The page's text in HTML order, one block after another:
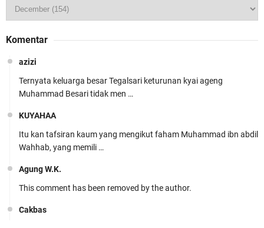
Komentar
azizi
Ternyata keluarga besar Tegalsari keturunan kyai ageng
Muhammad Besari tidak men …
KUYAHAA
Itu kan tafsiran kaum yang mengikut faham Muhammad ibn abdil
Wahhab, yang memili …
Agung W.K.
This comment has been removed by the author.
Cakbas